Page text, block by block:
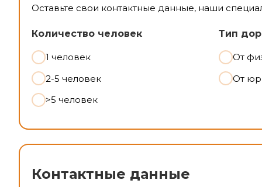
Оставьте свои контактные данные, наши
Количество человек
1 человек
2-5 человек
>5 человек
Тип
От
От
Контактные данные